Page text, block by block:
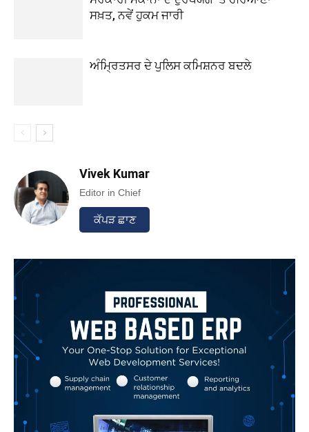
ਸਖ਼ਤ, ਨਵੇਂ ਹੁਕਮ ਜਾਰੀ
ਅੰਮ੍ਰਿਤਸਰ ਦੇ ਪੁਲਿਸ ਕਮਿਸ਼ਨਰ ਬਦਲੇ
Vivek Kumar
Editor in Chief
ਕੱਪੜ ਛਾਣ